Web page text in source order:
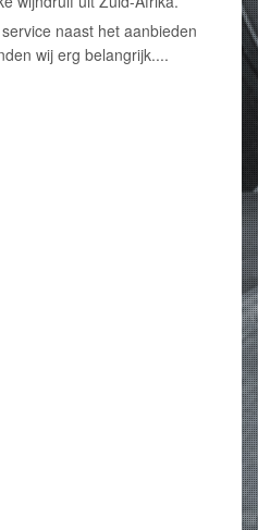
naast het aanbieden
wij erg belangrijk....